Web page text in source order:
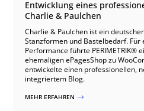
Entwicklung eines
Charlie & Paulchen
Charlie & Paulchen ist ein
Stanzformen und Bastelbedarf. Für
Performance führte PERIMETRIK®
ehemaligen ePagesShop zu
entwickelte einen professionellen,
integriertem Blog.
MEHR ERFAHREN $